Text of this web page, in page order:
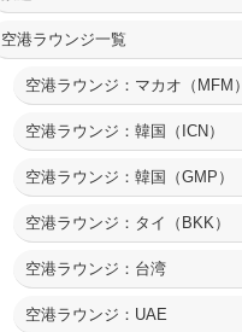
空港ラウンジ一覧
空港ラウンジ：マカオ（MFM）
空港ラウンジ：韓国（ICN）
空港ラウンジ：韓国（GMP）
空港ラウンジ：タイ（BKK）
空港ラウンジ：台湾
空港ラウンジ：UAE